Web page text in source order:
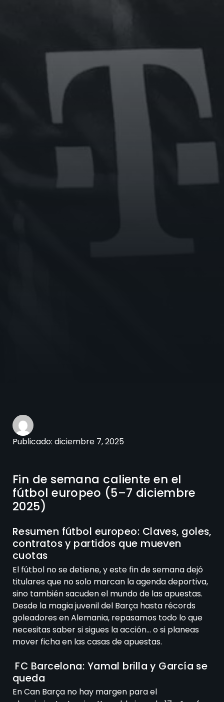
Publicado: diciembre 7, 2025
Fin de semana caliente en el
fútbol europeo (5–7 diciembre
2025)
Resumen fútbol europeo: Claves, goles,
contratos y partidos que mueven
cuotas
El fútbol no se detiene, y este fin de semana dejó
titulares que no solo marcan la agenda deportiva,
sino también sacuden el mundo de las apuestas.
Desde la magia juvenil del Barça hasta récords
goleadores en Alemania, repasamos todo lo que
necesitas saber si sigues la acción… o si planeas
mover ficha en las casas de apuestas.
FC Barcelona: Yamal brilla y García se
queda
En Can Barça no hay margen para el